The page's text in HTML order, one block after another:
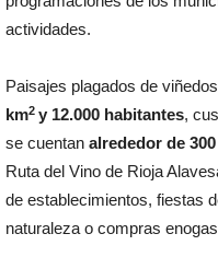
actividades.
Paisajes plagados de
km2 y 12.000 habitantes,
se cuentan alrededor de
Ruta del Vino de Rioja
de establecimientos, fiestas
naturaleza o compras